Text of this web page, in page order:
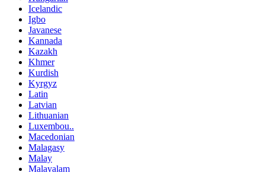
Icelandic
Igbo
Javanese
Kannada
Kazakh
Khmer
Kurdish
Kyrgyz
Latin
Latvian
Lithuanian
Luxembou..
Macedonian
Malagasy
Malay
Malayalam